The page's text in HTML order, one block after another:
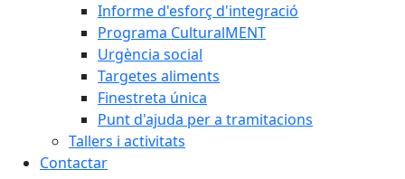
Informe d'esforç d'integració
Programa CulturalMENT
Urgència social
Targetes aliments
Finestreta única
Punt d'ajuda per a tramitacions
Tallers i activitats
Contactar